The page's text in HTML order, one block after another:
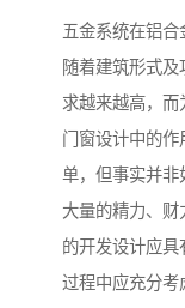
五金系统在铝合
随着建筑形式
求越来越高，而
门窗设计中的
单，但事实并非
大量的精力、
的开发设计应
过程中应充分考